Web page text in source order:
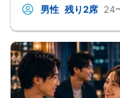
男性 残り2席 24